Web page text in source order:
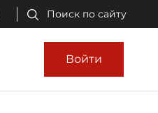
Поиск по сайту
Войти